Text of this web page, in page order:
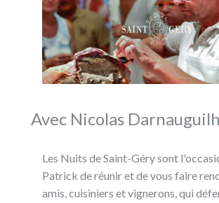
Avec Nicolas
Les Nuits de Saint-Géry sont
Patrick de réunir et de vous faire
amis, cuisiniers et vignerons, qui